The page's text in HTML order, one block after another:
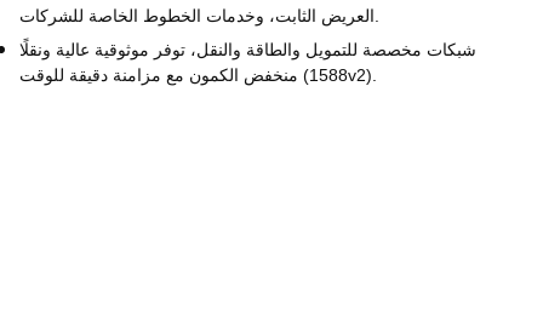
العريض الثابت، وخدمات الخطوط الخاصة للشركات.
شبكات مخصصة للتمويل والطاقة والنقل، توفر موثوقية عالية ونقلًا
منخفض الكمون مع مزامنة دقيقة للوقت (1588v2).